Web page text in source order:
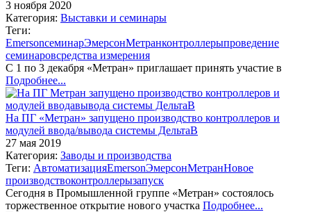
3 ноября 2020
Категория: Выставки и семинары
Теги:
EmersonсеминарЭмерсонМетранконтроллерыпроведение
семинаровсредства измерения
С 1 по 3 декабря «Метран» приглашает принять участие в
Подробнее...
На ПГ «Метран» запущено производство контроллеров и
модулей ввода/вывода системы ДельтаВ
27 мая 2019
Категория: Заводы и производства
Теги: АвтоматизацияEmersonЭмерсонМетранНовое
производствоконтроллерызапуск
Сегодня в Промышленной группе «Метран» состоялось
торжественное открытие нового участка Подробнее...